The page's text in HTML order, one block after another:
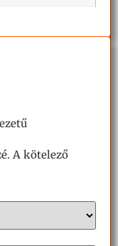
A kötelező